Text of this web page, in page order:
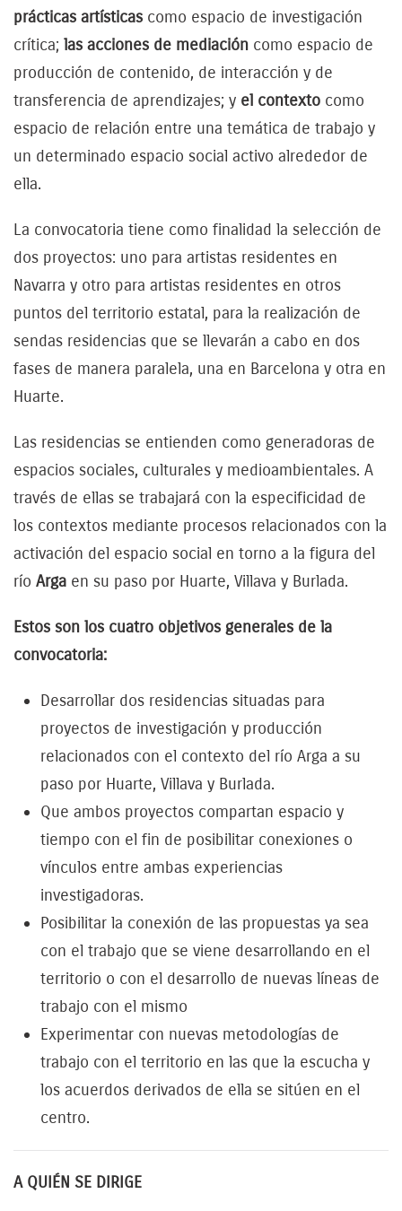
prácticas artísticas como espacio de investigación
crítica; las acciones de mediación como espacio de
producción de contenido, de interacción y de
transferencia de aprendizajes; y el contexto como
espacio de relación entre una temática de trabajo y
un determinado espacio social activo alrededor de
ella.
La convocatoria tiene como finalidad la selección de
dos proyectos: uno para artistas residentes en
Navarra y otro para artistas residentes en otros
puntos del territorio estatal, para la realización de
sendas residencias que se llevarán a cabo en dos
fases de manera paralela, una en Barcelona y otra en
Huarte.
Las residencias se entienden como generadoras de
espacios sociales, culturales y medioambientales. A
través de ellas se trabajará con la especificidad de
los contextos mediante procesos relacionados con la
activación del espacio social en torno a la figura del
río Arga en su paso por Huarte, Villava y Burlada.
Estos son los cuatro objetivos generales de la
convocatoria:
Desarrollar dos residencias situadas para
proyectos de investigación y producción
relacionados con el contexto del río Arga a su
paso por Huarte, Villava y Burlada.
Que ambos proyectos compartan espacio y
tiempo con el fin de posibilitar conexiones o
vínculos entre ambas experiencias
investigadoras.
Posibilitar la conexión de las propuestas ya sea
con el trabajo que se viene desarrollando en el
territorio o con el desarrollo de nuevas líneas de
trabajo con el mismo
Experimentar con nuevas metodologías de
trabajo con el territorio en las que la escucha y
los acuerdos derivados de ella se sitúen en el
centro.
A QUIÉN SE DIRIGE